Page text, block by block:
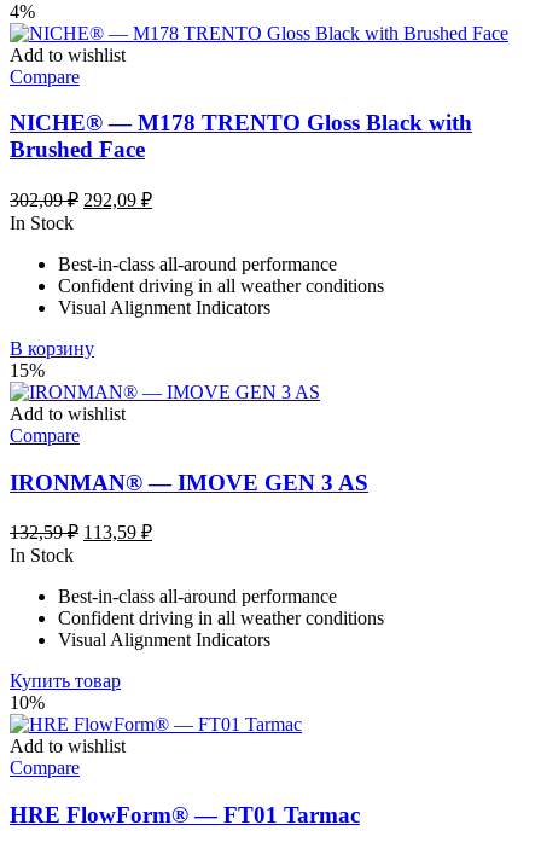
4%
Add to wishlist
Compare
NICHE® — M178 TRENTO Gloss Black with
Brushed Face
302,09₽ Первоначальная
302,09 ₽.
292,09 ₽Текущая
In Stock
Best-in-class all-around performance
Confident driving in all weather conditions
Visual Alignment Indicators
В корзину
15%
Add to wishlist
Compare
IRONMAN® — IMOVE GEN 3 AS
132,59₽ Первоначальная
132,59 ₽.
113,59 ₽Текущая
In Stock
Best-in-class all-around performance
Confident driving in all weather conditions
Visual Alignment Indicators
Купить товар
10%
Add to wishlist
Compare
HRE FlowForm® — FT01 Tarmac